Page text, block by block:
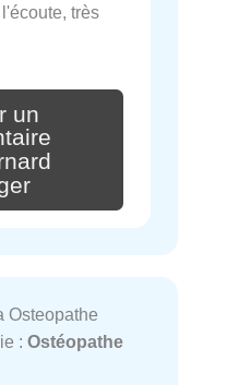
très
un
Osteopathe
: Ostéopathe